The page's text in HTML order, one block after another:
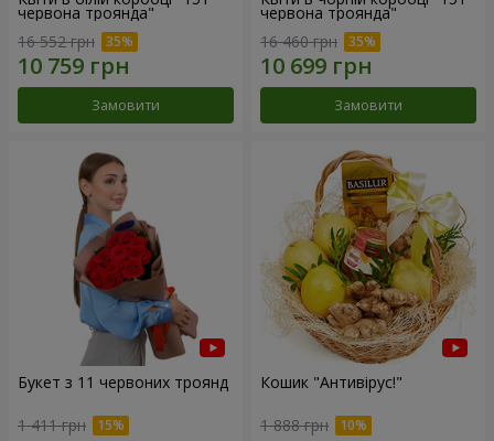
червона троянда"
16 552 грн
Замовити
червона троянда"
16 460 грн
Замовити
Букет з 11 червоних троянд
1 411 грн
Кошик "Антивірус!"
1 888 грн